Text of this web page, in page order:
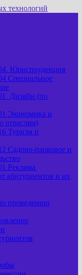
Юриспруденция
Специальное
Дизайн (по
Экономика и
отраслям)
Туризм и
Садово-парковое и
Реклама
абитуриентов и их
проведению